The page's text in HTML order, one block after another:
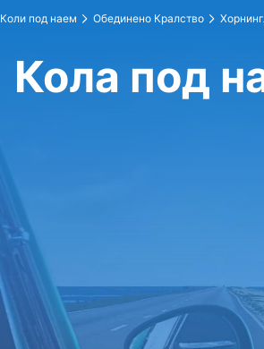
Коли под наем Обединено Кралство
Кола под